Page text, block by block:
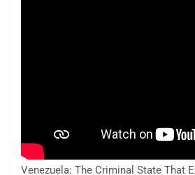
Venezuela: The Criminal State That